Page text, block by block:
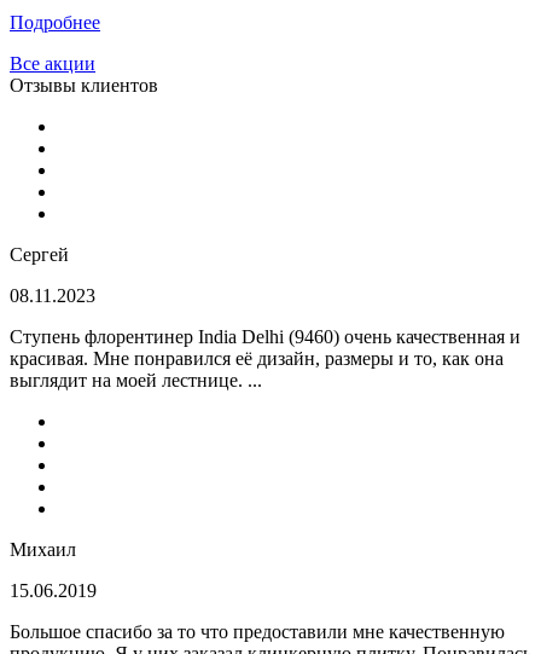
Подробнее
Все акции
Отзывы клиентов
Сергей
08.11.2023
Ступень флорентинер India Delhi (9460) очень качественная и
красивая. Мне понравился её дизайн, размеры и то, как она
выглядит на моей лестнице. ...
Михаил
15.06.2019
Большое спасибо за то что предоставили мне качественную